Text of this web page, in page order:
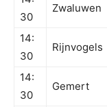
30
Zwaluwen
14:
30
Rijnvogels
14:
30
Gemert